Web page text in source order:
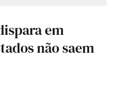
em
não saem